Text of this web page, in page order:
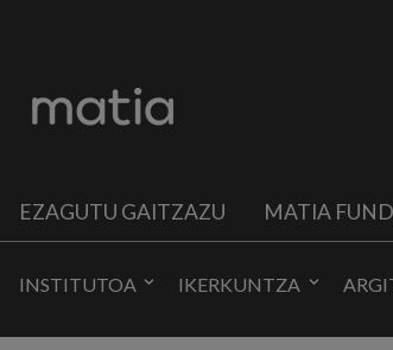
EZAGUTU GAITZAZU MATIA
INSTITUTOA IKERKUNTZA